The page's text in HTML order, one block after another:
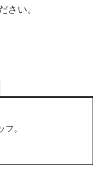
さい。
。